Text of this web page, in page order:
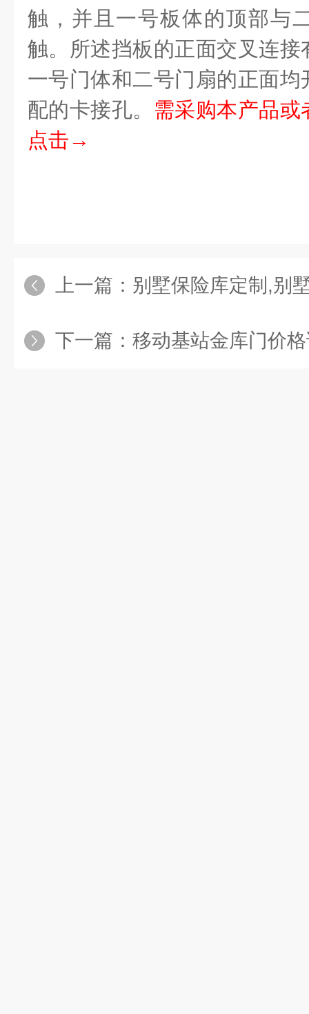
触，并且一号板体的顶部与
触。所述挡板的正面交叉连
一号门体和二号门扇的正面
配的卡接孔。 需采购本产品
点击→
上一篇： 别墅保险库定制,别
下一篇： 移动基站金库门价格说明